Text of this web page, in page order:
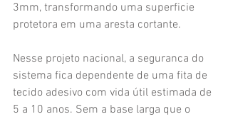
3mm, transformando uma superficie
protetora em uma aresta cortante.
Nesse projeto nacional, a seguranca do
sistema fica dependente de uma fita de
tecido adesivo com vida útil estimada de
5 a 10 anos. Sem a base larga que o